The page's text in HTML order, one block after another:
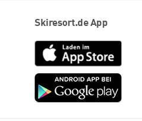
Skiresort.de App
App
Store